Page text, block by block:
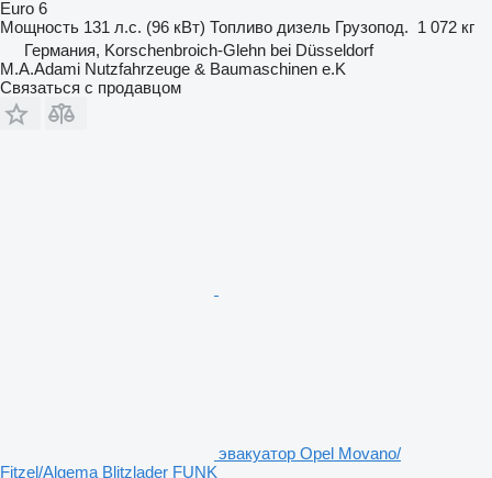
Euro 6
Мощность 131 л.с. (96 кВт) Топливо дизель Грузопод. 1 072 кг
Германия, Korschenbroich-Glehn bei Düsseldorf
M.A.Adami Nutzfahrzeuge & Baumaschinen e.K
Связаться с продавцом
эвакуатор Opel Movano/
Fitzel/Algema Blitzlader FUNK